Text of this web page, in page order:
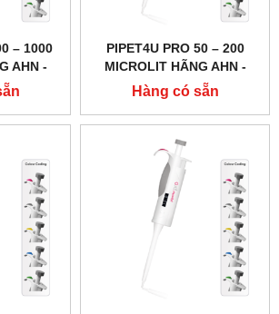
– 1000
AHN -
PIPET4U PRO 50 – 200
MICROLIT HÃNG AHN -
ĐỨC
Hàng có sẵn